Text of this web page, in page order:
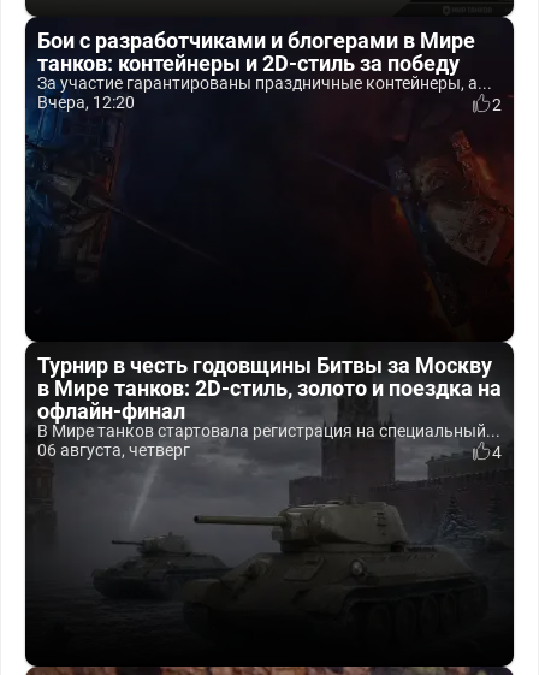
Бои с разработчиками и блогерами в Мире
танков: контейнеры и 2D-стиль за победу
За участие гарантированы праздничные контейнеры, а...
Вчера, 12:20
2
Турнир в честь годовщины Битвы за Москву
в Мире танков: 2D-стиль, золото и поездка на
офлайн-финал
В Мире танков стартовала регистрация на специальный...
06 августа, четверг
4